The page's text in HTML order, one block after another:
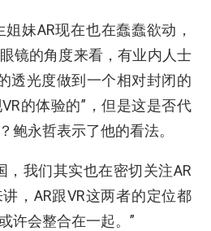
妹AR现在也在蠢蠢欲动，
镜的角度来看，有业内人士
透光度做到一个相对封闭的
的体验的”，但是这是否代
鲍永哲表示了他的看法。
，我们其实也在密切关注AR
，AR跟VR这两者的定位都
许会整合在一起。”